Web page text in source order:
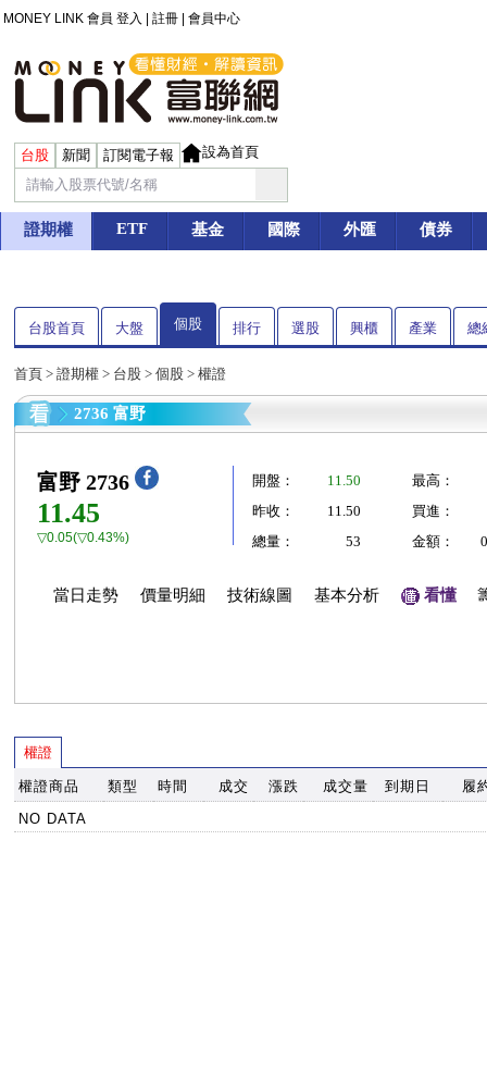
MONEY LINK 會員 登入 註冊 會員中心
台股 新聞 訂閱電子報 設為首頁
證期權 ETF 基金 國際 外匯 債券
台股首頁 大盤 個股 排行 選股 興櫃 產業 總
首頁 > 證期權 > 台股 > 個股 > 權證
2736 富野
富野 2736
11.45
▽0.05(▽0.43%)
開盤： 11.50
最高：
昨收：
11.50
買進：
總量：
53 金額：
當日走勢 價量明細 技術線圖 基本分析 看懂
權證
權證商品 類型 時間 成交 漲跌 成交量 到期日
履
NO DATA